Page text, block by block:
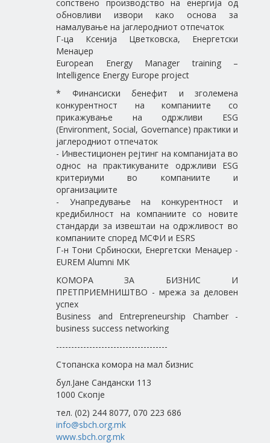
сопствено производство на енергија од
обновливи извори како основа за
намалување на јаглеродниот отпечаток
Г-ца Ксенија Цветковска, Енергетски
Менаџер
European Energy Manager training –
Intelligence Energy Europe project
* Финансиски бенефит и зголемена
конкурентност на компаниите со
прикажување на одржливи ESG
(Environment, Social, Governance) практики и
јаглеродниот отпечаток
- Инвестиционен рејтинг на компанијата во
однос на практикуваните одржливи ESG
критериуми во компаниите и
организациите
- Унапредување на конкурентност и
кредибилност на компаниите со новите
стандарди за извештаи на одржливост во
компаниите според МСФИ и ESRS
Г-н Тони Србиноски, Енергетски Менаџер -
EUREM Alumni MK
КОМОРА ЗА БИЗНИС И
ПРЕТПРИЕМНИШТВО - мрежа за деловен
успех
Business and Entrepreneurship Chamber -
business success networking
-------------------------------------
Стопанска комора на мал бизнис
бул.Јане Сандански 113
1000 Скопје
тел. (02) 244 8077, 070 223 686
info@sbch.org.mk
www.sbch.org.mk